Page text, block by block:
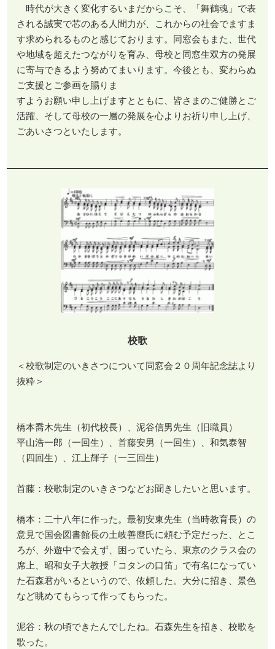
時代が大きく変化するいまだからこそ、「舞鶴魂」で表
される誠実で芯のある人間力が、これからの社会でますま
す求められるものと感じております。同窓会もまた、世代
や地域を超えたつながりを育み、母校と同窓生双方の発展
に寄与できるよう努めてまいります。今後とも、変わらぬ
ご支援とご参画を賜りま
すようお願い申し上げますとともに、皆さまのご健勝とご
活躍、そして母校の一層の発展を心よりお祈り申し上げ、
ごあいさつといたします。
校歌
＜校歌制定のいきさつについて同窓会２０周年記念誌より
抜粋＞
橋本喬木先生（初代校長）、泥谷信男先生（旧職員）
平山浩一郎（一回生）、首藤安男（一回生）、和気泰智
（四回生）、江上輝子（一三回生）
首藤：校歌制定のいきさつなどお聞きしたいと思います。
橋本：二十八年に作った。最初安東先生（当時教育長）の
意見で国会図書館長の土岐善麿氏に頼む予定だった、とこ
ろが、外遊中で会えず、困っていたら、東京のクラス会の
席上、昭和女子大教授「コタンの口笛」で有名になってい
た石森君がいるというので、依頼した。大分に招き、景色
など眺めてもらって作ってもらった。
泥谷：秋の頃できたんでしたね。石森先生を招き、校歌を
歌った。